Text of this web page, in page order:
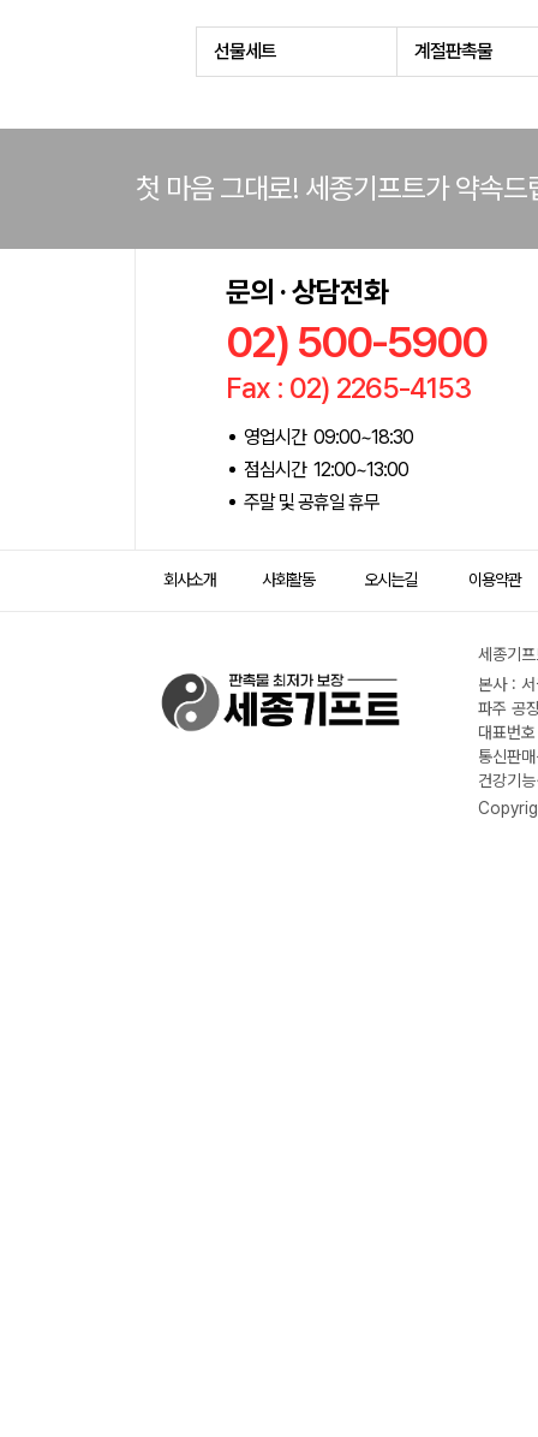
선물세트 계절판촉물
첫 마음 그대로! 세종기프트가 약속드
문의 · 상담전화
02) 500-5900
Fax : 02) 2265-4153
영업시간 09:00~18:30
점심시간 12:00~13:00
주말 및 공휴일 휴무
회사소개 사회활동 오시는길 이용약관
세종기
본사 :
파주 공
대표번
통신판
건강기